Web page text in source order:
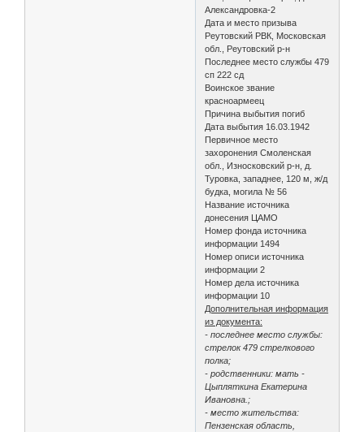
Александровка-2
Дата и место призыва
Реутовский РВК, Московская
обл., Реутовский р-н
Последнее место службы 479
сп 222 сд
Воинское звание
красноармеец
Причина выбытия погиб
Дата выбытия 16.03.1942
Первичное место
захоронения Смоленская
обл., Износковский р-н, д.
Туровка, западнее, 120 м, ж/д
будка, могила № 56
Название источника
донесения ЦАМО
Номер фонда источника
информации 1494
Номер описи источника
информации 2
Номер дела источника
информации 10
Дополнительная информация
из документа:
- последнее место службы:
стрелок 479 стрелкового
полка;
- родственники: мать -
Цыпляткина Екатерина
Ивановна.;
- место жительства:
Пензенская область,